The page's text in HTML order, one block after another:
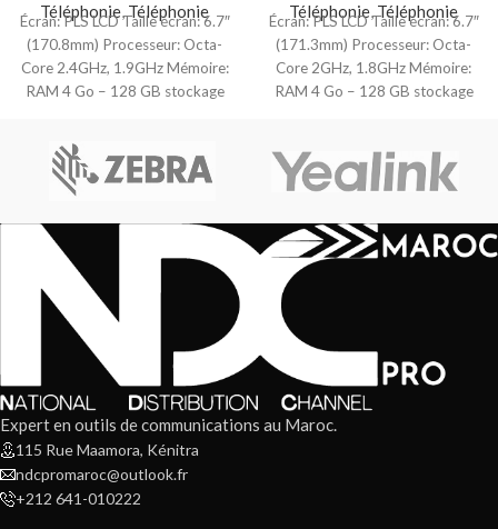
Téléphonie,Téléphonie
Écran: PLS LCD Taille écran: 6.7″
(170.8mm) Processeur: Octa-
Core 2.4GHz, 1.9GHz Mémoire:
RAM 4 Go – 128 GB stockage
Téléphonie,Téléphonie
Écran: PLS LCD Taille écran: 6.7″
(171.3mm) Processeur: Octa-
Core 2GHz, 1.8GHz Mémoire:
RAM 4 Go – 128 GB stockage
Expert en outils de communications au Maroc.
115 Rue Maamora, Kénitra
ndcpromaroc@outlook.fr
+212 641-010222